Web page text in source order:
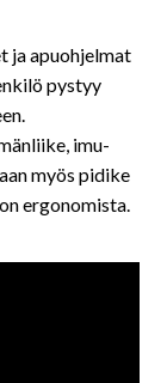
ja apuohjelmat
pystyy
imu-
myös pidike
ergonomista.